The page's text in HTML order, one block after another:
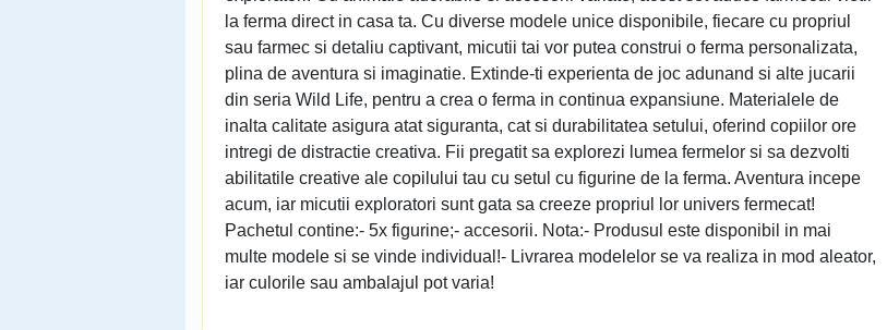
la ferma direct in casa ta. Cu diverse modele unice disponibile, fiecare cu propriul
sau farmec si detaliu captivant, micutii tai vor putea construi o ferma personalizata,
plina de aventura si imaginatie. Extinde-ti experienta de joc adunand si alte jucarii
din seria Wild Life, pentru a crea o ferma in continua expansiune. Materialele de
inalta calitate asigura atat siguranta, cat si durabilitatea setului, oferind copiilor ore
intregi de distractie creativa. Fii pregatit sa explorezi lumea fermelor si sa dezvolti
abilitatile creative ale copilului tau cu setul cu figurine de la ferma. Aventura incepe
acum, iar micutii exploratori sunt gata sa creeze propriul lor univers fermecat!
Pachetul contine:- 5x figurine;- accesorii. Nota:- Produsul este disponibil in mai
multe modele si se vinde individual!- Livrarea modelelor se va realiza in mod aleator,
iar culorile sau ambalajul pot varia!